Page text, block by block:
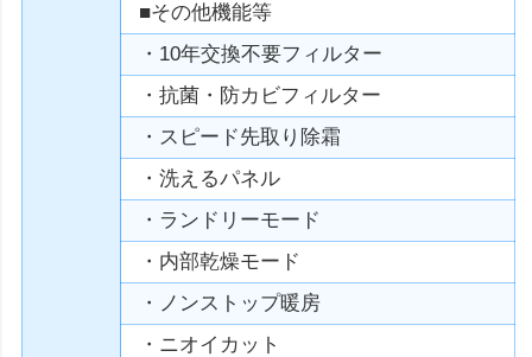
■その他機能等
・10年交換不要フィルター
・抗菌・防カビフィルター
・スピード先取り除霜
・洗えるパネル
・ランドリーモード
・内部乾燥モード
・ノンストップ暖房
・ニオイカット